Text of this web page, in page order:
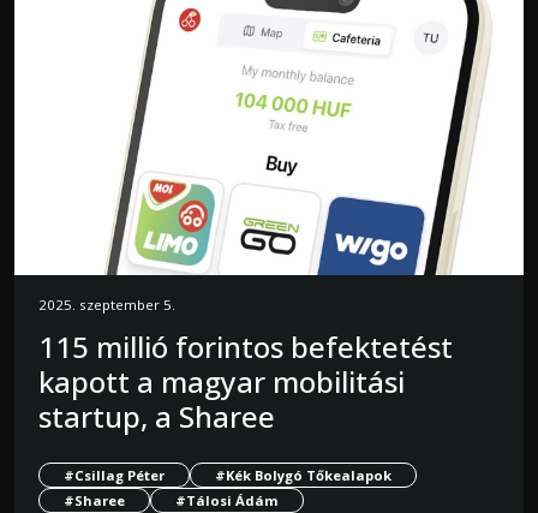
2025. szeptember 5.
115 millió forintos befektetést
kapott a magyar mobilitási
startup, a Sharee
#Csillag Péter
#Kék Bolygó Tőkealapok
#Sharee
#Tálosi Ádám